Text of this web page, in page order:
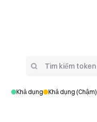
Khả dụng Khả dụng (Chậm)